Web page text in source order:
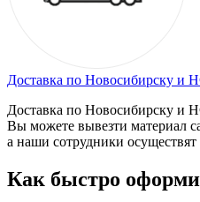
Доставка по Новосибирску и
Доставка по Новосибирску и
Вы можете вывезти материал
а наши сотрудники осуществят
Как быстро